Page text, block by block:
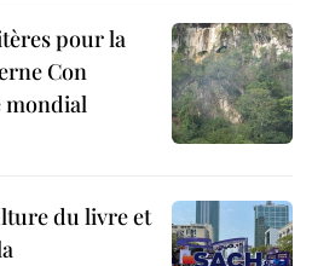
pour la
Con
mondial
du livre et